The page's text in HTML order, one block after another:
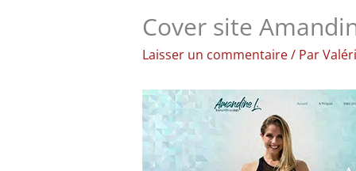
Cover site
Laisser un commentaire/ Par